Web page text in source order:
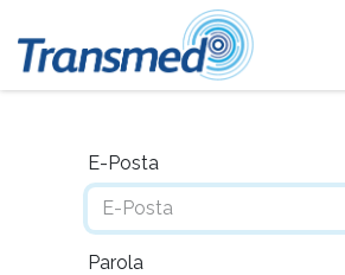
E-Posta
Parola